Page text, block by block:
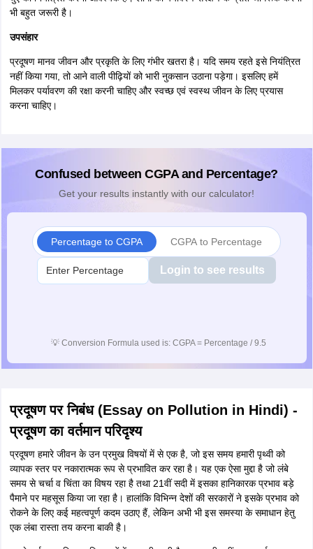
भी बहुत जरूरी है।
उपसंहार
प्रदूषण मानव जीवन और प्रकृति के लिए गंभीर खतरा है। यदि समय रहते इसे नियंत्रित
नहीं किया गया, तो आने वाली पीढ़ियों को भारी नुकसान उठाना पड़ेगा। इसलिए हमें
मिलकर पर्यावरण की रक्षा करनी चाहिए और स्वच्छ एवं स्वस्थ जीवन के लिए प्रयास
करना चाहिए।
Confused between CGPA and Percentage?
Get your results instantly with our calculator!
Percentage to CGPA CGPA to Percentage
Login to see results
💡 Conversion Formula used is: CGPA = Percentage / 9.5
प्रदूषण पर निबंध (Essay on Pollution in Hindi) -
प्रदूषण का वर्तमान परिदृश्य
प्रदूषण हमारे जीवन के उन प्रमुख विषयों में से एक है, जो इस समय हमारी पृथ्वी को
व्यापक स्तर पर नकारात्मक रूप से प्रभावित कर रहा है। यह एक ऐसा मुद्दा है जो लंबे
समय से चर्चा व चिंता का विषय रहा है तथा 21वीं सदी में इसका हानिकारक प्रभाव बड़े
पैमाने पर महसूस किया जा रहा है। हालांकि विभिन्न देशों की सरकारों ने इसके प्रभाव को
रोकने के लिए कई महत्वपूर्ण कदम उठाए हैं, लेकिन अभी भी इस समस्या के समाधान हेतु
एक लंबा रास्ता तय करना बाकी है।